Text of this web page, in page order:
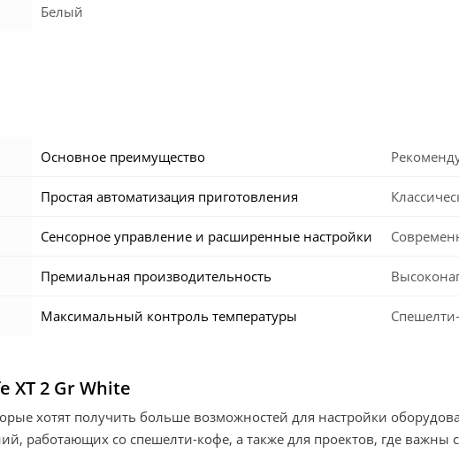
Белый
Основное преимущество
Простая автоматизация приготовления
Сенсорное управление и расширенные настройки
Премиальная производительность
Максимальный контроль температуры
XT 2 Gr White
хотят получить больше возможностей для настройки
работающих со спешелти-кофе, а также для проектов, где важны